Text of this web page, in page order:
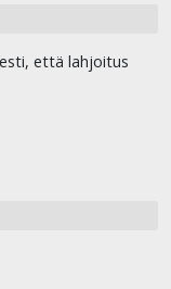
että lahjoitus